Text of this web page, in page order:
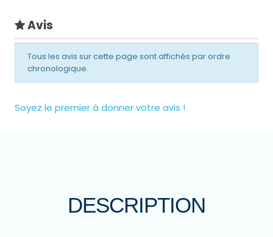
Avis
Tous les avis sur cette page sont affichés par ordre
chronologique.
Soyez le premier à donner votre avis !
DESCRIPTION